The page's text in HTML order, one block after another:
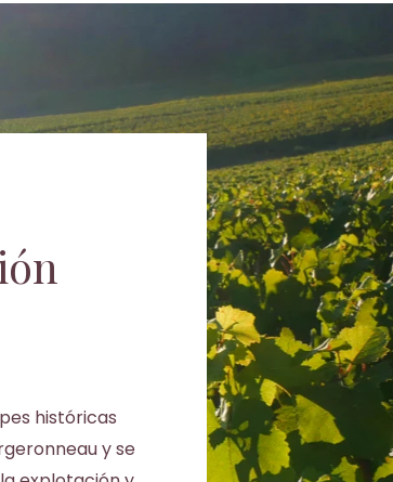
históricas
y se